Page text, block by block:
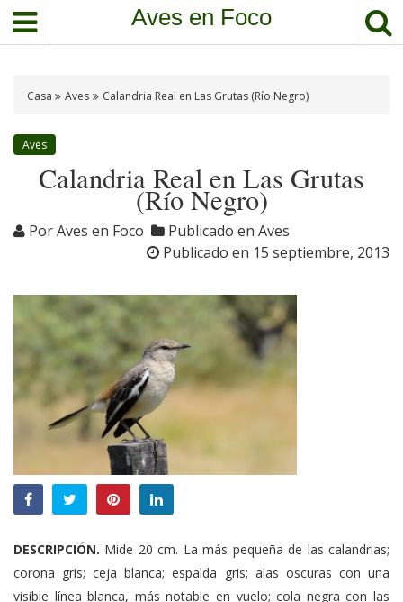
Aves en Foco
Casa Aves Calandria Real en Las Grutas (Río Negro)
Aves
Calandria Real en Las Grutas
(Río Negro)
PorAves en Foco Publicado en Aves
Publicado en 15 septiembre, 2013
DESCRIPCIÓN. Mide 20 cm. La más pequeña de las calandrias;
corona gris; ceja blanca; espalda gris; alas oscuras con una
visible línea blanca, más notable en vuelo; cola negra con las